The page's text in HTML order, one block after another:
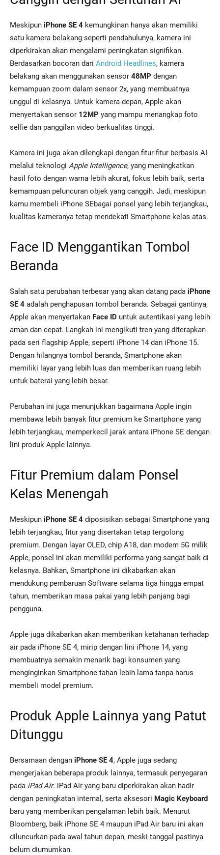
Meskipun iPhone SE 4 kemungkinan hanya akan memiliki
satu kamera belakang seperti pendahulunya, kamera ini
diperkirakan akan mengalami peningkatan signifikan.
Berdasarkan bocoran dari Android Headlines, kamera
belakang akan menggunakan sensor 48MP dengan
kemampuan zoom dalam sensor 2x, yang membuatnya
unggul di kelasnya. Untuk kamera depan, Apple akan
menyertakan sensor 12MP yang mampu menangkap foto
selfie dan panggilan video berkualitas tinggi.
Kamera ini juga akan dilengkapi dengan fitur-fitur berbasis AI
melalui teknologi Apple Intelligence, yang meningkatkan
hasil foto dengan warna lebih akurat, fokus lebih baik, serta
kemampuan peluncuran objek yang canggih. Jadi, meskipun
kamu membeli iPhone SEbagai ponsel yang lebih terjangkau,
kualitas kameranya tetap mendekati Smartphone kelas atas.
Face ID Menggantikan Tombol
Beranda
Salah satu perubahan terbesar yang akan datang pada iPhone
SE 4 adalah penghapusan tombol beranda. Sebagai gantinya,
Apple akan menyertakan Face ID untuk autentikasi yang lebih
aman dan cepat. Langkah ini mengikuti tren yang diterapkan
pada seri flagship Apple, seperti iPhone 14 dan iPhone 15.
Dengan hilangnya tombol beranda, Smartphone akan
memiliki layar yang lebih luas dan memberikan ruang lebih
untuk baterai yang lebih besar.
Perubahan ini juga menunjukkan bagaimana Apple ingin
membawa lebih banyak fitur premium ke Smartphone yang
lebih terjangkau, memperkecil jarak antara iPhone SE dengan
lini produk Apple lainnya.
Fitur Premium dalam Ponsel
Kelas Menengah
Meskipun iPhone SE 4 diposisikan sebagai Smartphone yang
lebih terjangkau, fitur yang disertakan tetap tergolong
premium. Dengan layar OLED, chip A18, dan modem 5G milik
Apple, ponsel ini akan memiliki performa yang sangat baik di
kelasnya. Bahkan, Smartphone ini dikabarkan akan
mendukung pembaruan Software selama tiga hingga empat
tahun, memberikan masa pakai yang lebih panjang bagi
pengguna.
Apple juga dikabarkan akan memberikan ketahanan terhadap
air pada iPhone SE 4, mirip dengan lini iPhone 14, yang
membuatnya semakin menarik bagi konsumen yang
menginginkan Smartphone tahan lebih lama tanpa harus
membeli model premium.
Produk Apple Lainnya yang Patut
Ditunggu
Bersamaan dengan iPhone SE 4, Apple juga sedang
mengerjakan beberapa produk lainnya, termasuk penyegaran
pada iPad Air. iPad Air yang baru diperkirakan akan hadir
dengan peningkatan internal, serta aksesori Magic Keyboard
baru yang memberikan pengalaman lebih baik. Menurut
Bloomberg, baik iPhone SE 4 maupun iPad Air baru ini akan
diluncurkan pada awal tahun depan, meski tanggal pastinya
belum diumumkan.